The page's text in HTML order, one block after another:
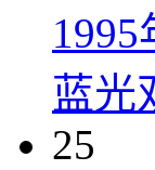
蓝光
25